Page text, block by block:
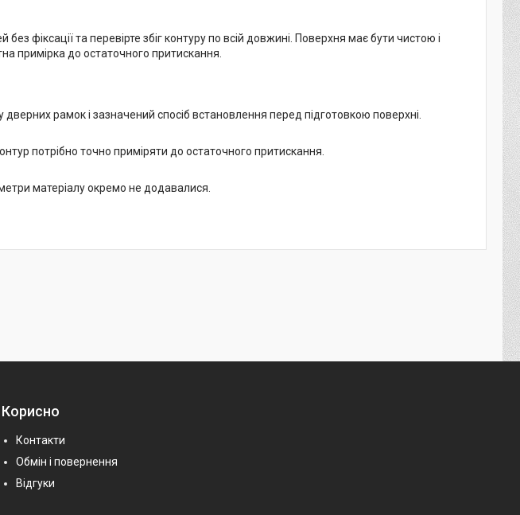
фіксації та перевірте збіг контуру по всій довжині. Поверхня має бути чистою і
примірка до остаточного притискання.
рамок і зазначений спосіб встановлення перед підготовкою поверхні.
потрібно точно приміряти до остаточного притискання.
матеріалу окремо не додавалися.
Корисно
Контакти
Обмін і повернення
Відгуки